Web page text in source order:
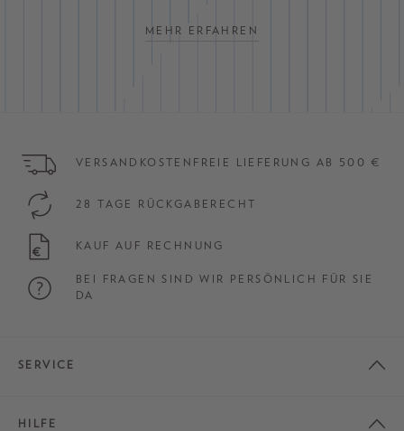
MEHR ERFAHREN
VERSANDKOSTENFREIE LIEFERUNG AB 500 €
28 TAGE RÜCKGABERECHT
KAUF AUF RECHNUNG
BEI FRAGEN SIND WIR PERSÖNLICH FÜR SIE
DA
SERVICE
HILFE